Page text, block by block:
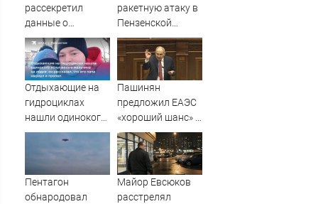
рассекретил
данные о
появлении НЛО
на Ближнем
Востоке
ракетную атаку в
Пензенской
области
Отдыхающие на
гидроциклах
нашли одинокого
испуганного
мальчика на
рассказал, что его
папа нырнул и
Пашинян
предложил ЕАЭС
«хороший шанс» »
PolitCentr-NEWS
Пентагон
обнародовал
Майор Евсюков
расстрелял